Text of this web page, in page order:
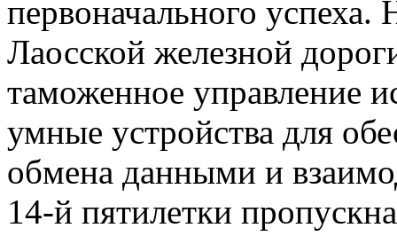
первоначального
Лаосской железной
таможенное управление
умные устройства для
обмена данными и
14-й пятилетки